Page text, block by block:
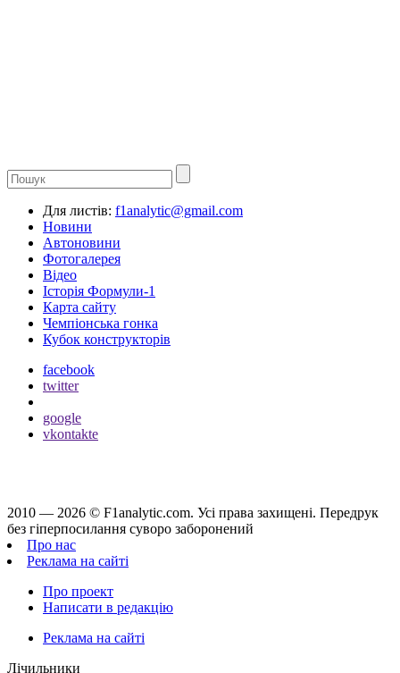
Для листів: f1analytic@gmail.com
Новини
Автоновини
Фотогалерея
Відео
Історія Формули-1
Карта сайту
Чемпіонська гонка
Кубок конструкторів
facebook
twitter
google
vkontakte
2010 — 2026 © F1analytic.com. Усi права захищенi. Передрук
без гіперпосилання суворо заборонений
Про нас
Реклама на сайті
Про проект
Написати в редакцію
Реклама на сайті
Лічильники